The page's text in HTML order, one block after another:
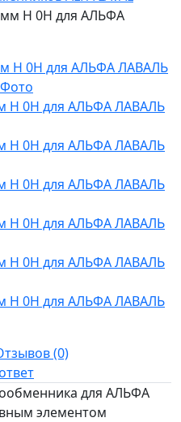
H 0H для АЛЬФА
(0)
для АЛЬФА
элементом